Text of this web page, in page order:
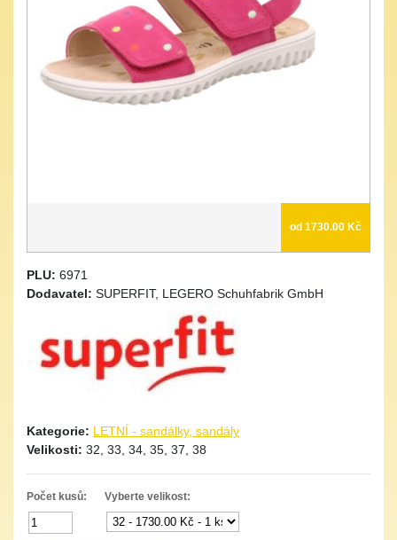
od 1730.00 Kč
PLU: 6971
Dodavatel: SUPERFIT, LEGERO Schuhfabrik GmbH
Kategorie: LETNÍ - sandálky, sandály
Velikosti: 32, 33, 34, 35, 37, 38
Počet kusů: Vyberte velikost: